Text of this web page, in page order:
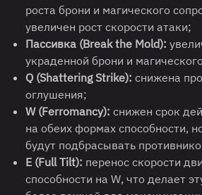
роста брони и магического
увеличен рост скорости атаки;
Пассивка (Break the Mold):
украденной брони и
Q (Shattering Strike): снижена
оглушения;
W (Ferromancy): снижен срок
на обеих формах способности,
будут подбрасывать
E (Full Tilt): перенос скорости
способности на W, что делает